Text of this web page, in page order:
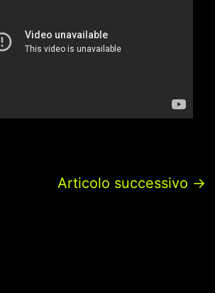
Articolo successivo →